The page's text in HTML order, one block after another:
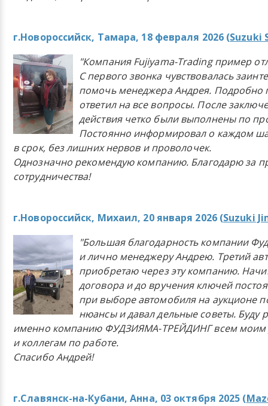
г.Новороссийск, Тамара, 18 февраля 2026 (Suzuki
"Компания Fujiyama-Trading пример
С первого звонка чувствовалась
помочь менеджера Андрея. Подробно
ответил на все вопросы. После
действия четко были выполнены по
Постоянно информировал о каждом
в срок, без лишних нервов и проволочек.
Однозначно рекомендую компанию. Благодарю за
сотрудничества!
г.Новороссийск, Михаил, 20 января 2026 (Suzuki
"Большая благодарность компании
и лично менеджеру Андрею. Третий
приобретаю через эту компанию.
договора и до вручения ключей
при выборе автомобиля на аукционе
нюансы и давал дельные советы. Буду
именно компанию ФУДЗИЯМА-ТРЕЙДИНГ всем моим
и коллегам по работе.
Спасибо Андрей!
г.Славянск-на-Кубани, Анна, 03 октября 2025 (